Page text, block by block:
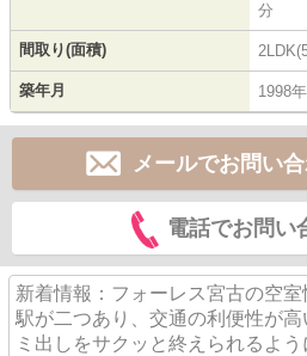
分
間取り(面積)
築年月 1998
メールでお問い
電話でお問い
新着情報：フォーレス宮古の空
駅が二つあり、交通の利便性が
ミ出しをサクッと終えられるよ